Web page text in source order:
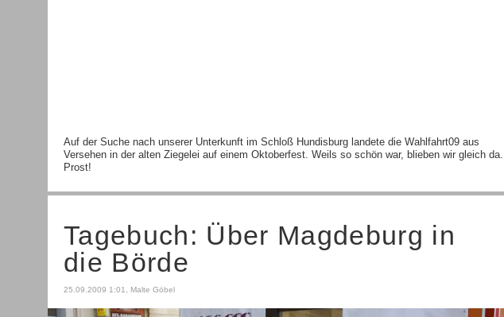
Auf der Suche nach unserer Unterkunft im Schloß Hundisburg landete die Wahlfahrt09 aus
Versehen in der alten Ziegelei auf einem Oktoberfest. Weils so schön war, blieben wir gleich da.
Prost!
Tagebuch: Über Magdeburg in
die Börde
25.09.2009 1:01, Malte Göbel